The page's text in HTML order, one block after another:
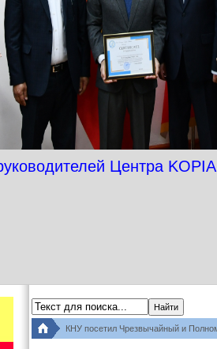
Центра KOPIA
КНУ посетил Чрезвычайный и